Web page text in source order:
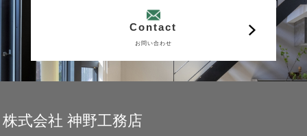
Contact
お問い合わせ
株式会社 神野工務店